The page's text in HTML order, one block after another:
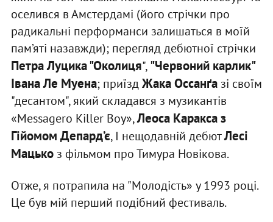
оселився в Амстердамі (його стрічки про
радикальні перформанси залишаться в моїй
пам’яті назавжди); перегляд дебютної стрічки
Петра Луцика "Околиця","Червоний карлик"
Івана Ле Муена; приїздЖака Оссанґазі своїм
"десантом", який складався з музикантів
«Messagero Killer Boy»,Леоса Каракса з
Гійомом Депард’є, І нещодавній дебютЛесі
Мацькоз фільмом про Тимура Новікова.
Отже, я потрапила на "Молодість» у 1993 році.
Це був мій перший подібний фестиваль.